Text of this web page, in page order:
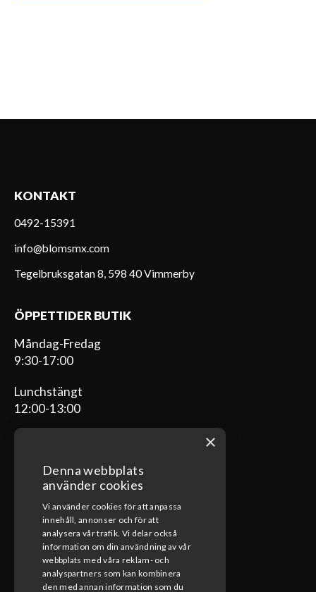
KONTAKT
0492-15391
info@blomsmx.com
Tegelbruksgatan 8, 598 40 Vimmerby
ÖPPETTIDER BUTIK
Måndag-Fredag
9:30-17:00
Lunchstängt
12:00-13:00
ÖPPETTIDER VERKSTAD
Måndag-Fredag
08:00-17:00
Lunchstängt
12:00-13:00
×
Denna webbplats
använder cookies
Vi använder cookies för att anpassa
innehåll, annonser och för att
analysera vår trafik. Vi delar också
information om din användning av vår
webbplats med våra reklam- och
analyspartners som kan kombinera
den med annan information som du